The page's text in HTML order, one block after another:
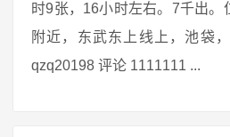
时9张，16小时左右。7千出。
附近，东武东上线上，池袋
qzq20198 评论 1111111 ...